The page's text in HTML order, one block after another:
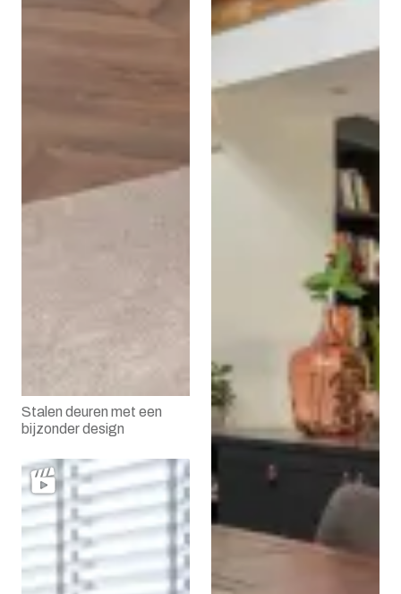
Een op maat gemaakt
stalen vloerluik met
beloopbaar glas en
gasveren
Loopglas met
trapeziumvorm